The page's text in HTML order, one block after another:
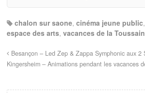
chalon sur saone, cinéma jeune public,
espace des arts, vacances de la
Besançon – Led Zep & Zappa Symphonic aux 2
Kingersheim – Animations pendant les vacances